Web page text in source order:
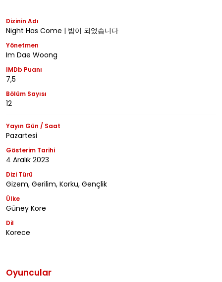
Dizinin Adı
Night Has Come | 밤이 되었습니다
Yönetmen
Im Dae Woong
IMDb Puanı
7,5
Bölüm Sayısı
12
Yayın Gün / Saat
Pazartesi
Gösterim Tarihi
4 Aralık 2023
Dizi Türü
Gizem, Gerilim, Korku, Gençlik
Ülke
Güney Kore
Dil
Korece
Oyuncular